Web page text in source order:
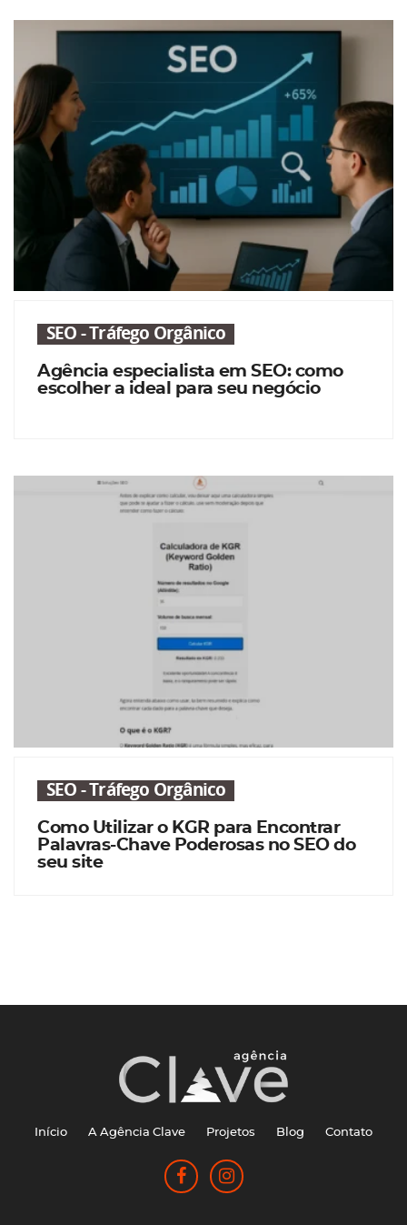
SEO - Tráfego Orgânico
Agência especialista em SEO: como
escolher a ideal para seu negócio
SEO - Tráfego Orgânico
Como Utilizar o KGR para Encontrar
Palavras-Chave Poderosas no SEO do
seu site
Início A Agência Clave Projetos Blog Contato